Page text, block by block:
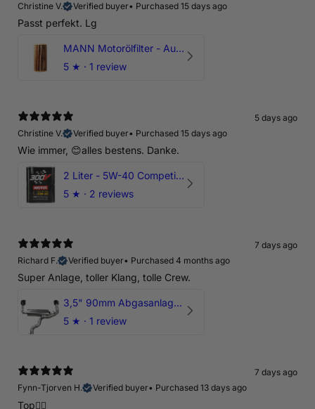
Christine V.
Verified buyer• Purchased 15 days ago
Passt perfekt. Lg
MANN Motorölfilter - Audi RS3 TTRS RSQ3 VZ5 - DAZ DNW
5 ★ · 1 review
5 days ago
Christine V.
Verified buyer• Purchased 15 days ago
Wie immer, 😊alles bestens. Danke.
2 Liter - 5W-40 Competition 300V Motul Motoröl
5 ★ · 2 reviews
7 days ago
Richard F.
Verified buyer• Purchased 4 months ago
Super Anlage, toller Klang, tolle Crew.
3,5" 90mm Abgasanlage AUDI RSQ3 DNWA 2.5 TFSI
5 ★ · 1 review
7 days ago
Fynn-Tjorven H.
Verified buyer• Purchased 13 days ago
Top👍🏼